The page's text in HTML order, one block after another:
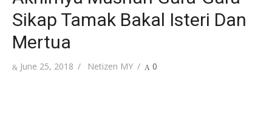
Sikap Tamak Bakal Isteri Dan
Mertua
Posted
June 25, 2018 Author
Netizen MY 0